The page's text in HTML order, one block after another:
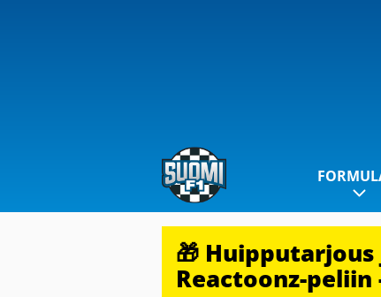
🎁
Reactoonz-